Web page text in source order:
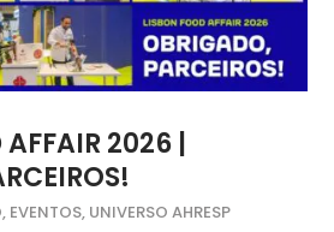
2026 |
, EVENTOS, UNIVERSO AHRESP